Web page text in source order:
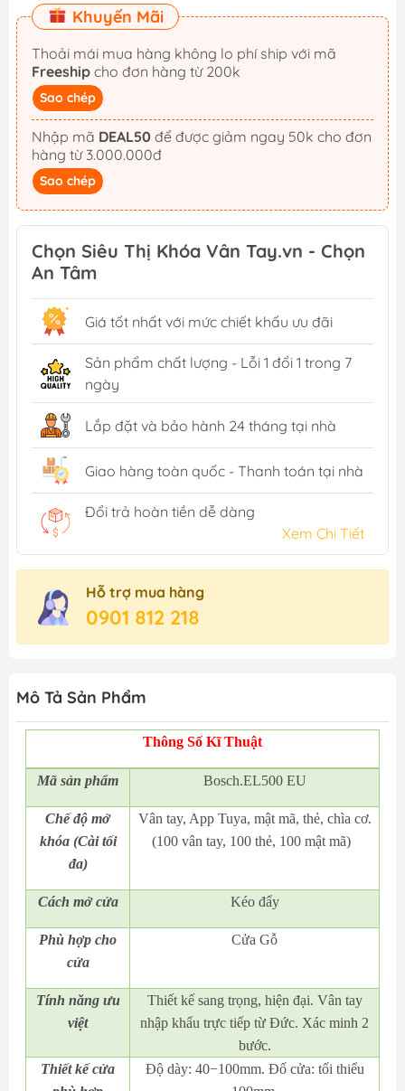
Khuyến Mãi
Thoải mái mua hàng không lo phí ship với mã
Freeship cho đơn hàng từ 200k
Sao chép
Nhập mã DEAL50
hàng từ 3.000.000đ
Sao chép
Chọn Siêu Thị Khóa Vân Tay.vn - Chọn
An Tâm
Giá tốt nhất với mức chiết khấu ưu đãi
Sản phẩm chất lượng - Lỗi 1 đổi 1 trong 7
ngày
Lắp đặt và bảo hành 24 tháng tại nhà
Giao hàng toàn quốc - Thanh toán tại nhà
Đổi trả hoàn tiền dễ dàng
Xem Chi Tiết
Hỗ trợ mua hàng
0901 812 218
Mô Tả Sản Phẩm
Thông Số Kĩ Thuật
Mã sản phẩm Bosch.EL500 EU
Chế độ mở
khóa (Cài tối
đa)
Vân tay, App Tuya, mật mã, thẻ, chìa cơ.
(100 vân tay, 100 thẻ, 100 mật mã)
Cách mở cửa Kéo đẩy
Phù hợp cho
cửa
Cửa Gỗ
Tính năng ưu
việt
Thiết kế sang trọng, hiện đại. Vân tay
nhập khẩu trực tiếp từ Đức. Xác minh 2
bước.
Thiết kế cửa
Độ dày: 40−100mm. Đố cửa: tối thiểu